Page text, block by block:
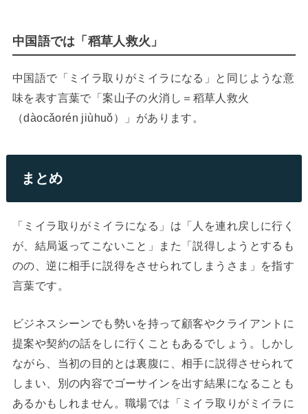
中国語では「稻草人救火」
中国語で「ミイラ取りがミイラになる」と同じような意
味を表す言葉で「案山子の火消し＝ 稻草人救火
（dàocǎorén jiùhuǒ）」があります。
まとめ
「ミイラ取りがミイラになる」は「人を連れ戻しに行く
が、結局返ってこないこと」また「説得しようとするも
のの、逆に相手に説得をさせられてしまうさま」を指す
言葉です。
ビジネスシーンでも勢いを持って顧客やクライアントに
提案や契約の話をしに行くこともあるでしょう。しかし
ながら、当初の目的とは裏腹に、相手に説得させられて
しまい、別の内容でゴーサインを出す結果になることも
あるかもしれません。職場では「ミイラ取りがミイラに